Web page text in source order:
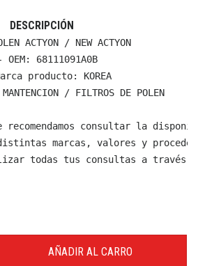
DESCRIPCIÓN
ACTYON / NEW ACTYON
OEM: 68111091A0B
producto: KOREA
/ FILTROS DE POLEN
recomendamos consultar la
distintas marcas, valores y
todas tus consultas a través